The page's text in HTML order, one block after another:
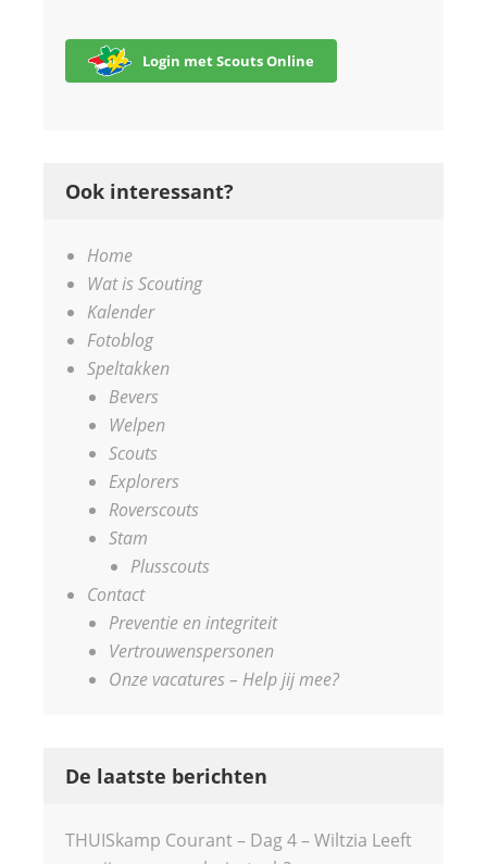
Login met Scouts Online
Ook interessant?
Home
Wat is Scouting
Kalender
Fotoblog
Speltakken
Bevers
Welpen
Scouts
Explorers
Roverscouts
Stam
Plusscouts
Contact
Preventie en integriteit
Vertrouwenspersonen
Onze vacatures – Help jij mee?
De laatste berichten
THUISkamp Courant – Dag 4 – Wiltzia Leeft